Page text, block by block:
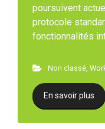
poursuivent
protocole
fonctionnalités
Non classé,
En savoir plus